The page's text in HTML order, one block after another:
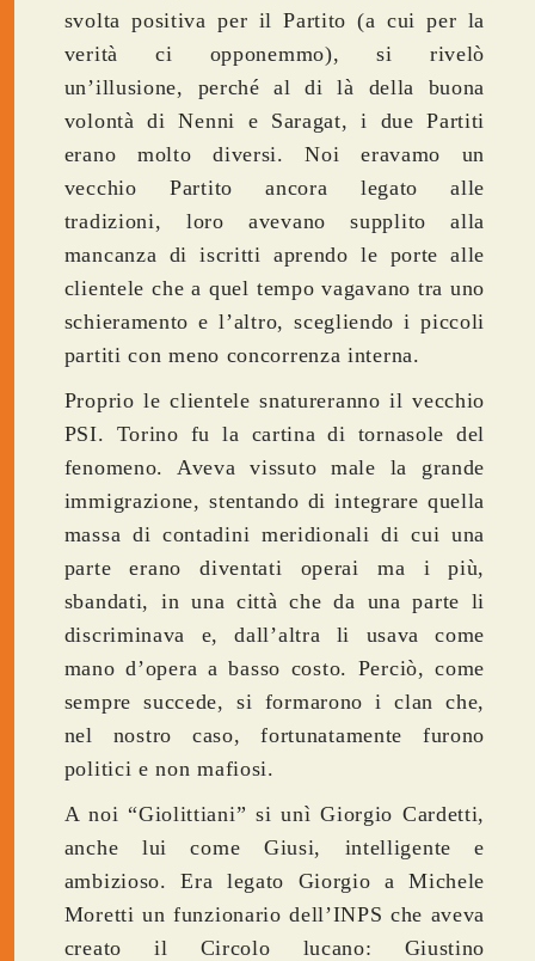
svolta positiva per il Partito (a cui per la
verità ci opponemmo), si rivelò
un’illusione, perché al di là della buona
volontà di Nenni e Saragat, i due Partiti
erano molto diversi. Noi eravamo un
vecchio Partito ancora legato alle
tradizioni, loro avevano supplito alla
mancanza di iscritti aprendo le porte alle
clientele che a quel tempo vagavano tra uno
schieramento e l’altro, scegliendo i piccoli
partiti con meno concorrenza interna.
Proprio le clientele snatureranno il vecchio
PSI. Torino fu la cartina di tornasole del
fenomeno. Aveva vissuto male la grande
immigrazione, stentando di integrare quella
massa di contadini meridionali di cui una
parte erano diventati operai ma i più,
sbandati, in una città che da una parte li
discriminava e, dall’altra li usava come
mano d’opera a basso costo. Perciò, come
sempre succede, si formarono i clan che,
nel nostro caso, fortunatamente furono
politici e non mafiosi.
A noi “Giolittiani” si unì Giorgio Cardetti,
anche lui come Giusi, intelligente e
ambizioso. Era legato Giorgio a Michele
Moretti un funzionario dell’INPS che aveva
creato il Circolo lucano: Giustino